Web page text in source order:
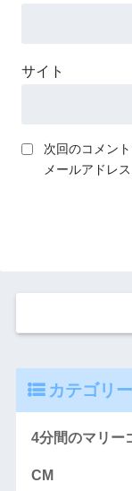
サイト
次回のコメン
メールアドレ
カテゴリー
4分間のマリー
CM